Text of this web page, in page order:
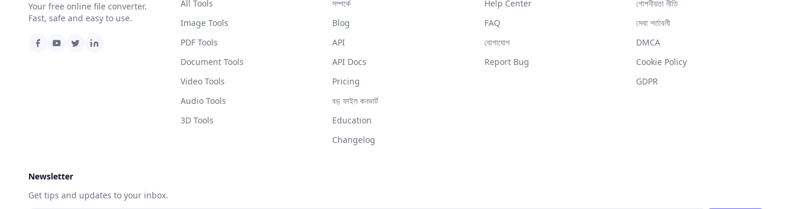
Your free online file converter.
Fast, safe and easy to use.
All Tools
Image Tools
PDF Tools
Document Tools
Video Tools
Audio Tools
3D Tools
সম্পর্কে
Blog
API
API Docs
Pricing
বড় ফাইল কনভার্ট
Education
Changelog
Help Center
FAQ
যোগাযোগ
Report Bug
গোপনীয়তা নীতি
সেবা শর্তাবলী
DMCA
Cookie Policy
GDPR
Newsletter
Get tips and updates to your inbox.